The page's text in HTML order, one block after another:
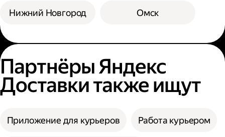
Нижний Новгород Омск
Партнёры Яндекс
Доставки также ищут
Приложение для курьеров Работа курьером